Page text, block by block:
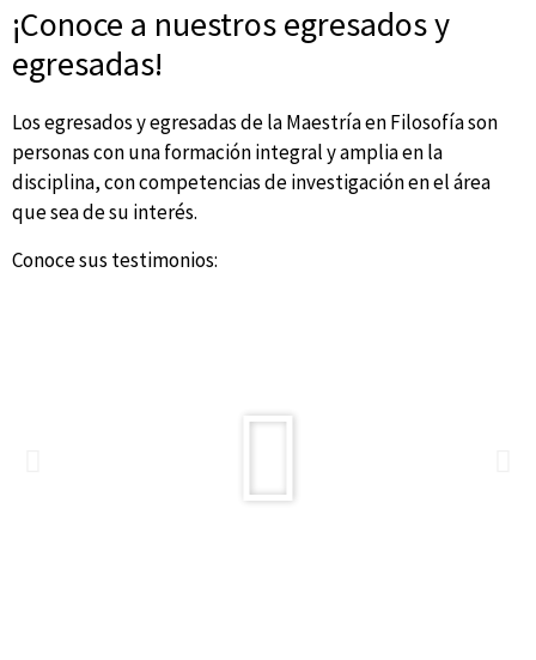
¡Conoce a nuestros egresados y
egresadas!
Los egresados y egresadas de la Maestría en Filosofía son
personas con una formación integral y amplia en la
disciplina, con competencias de investigación en el área
que sea de su interés.
Conoce sus testimonios: